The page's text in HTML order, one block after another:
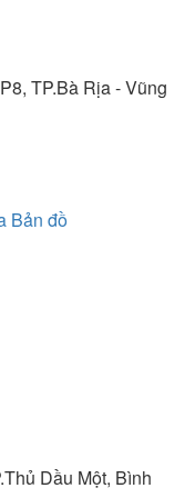
cảm giác dễ chịu
từng dòng máy
TP.Bà Rịa - Vũng
Bản đồ
Dầu Một, Bình